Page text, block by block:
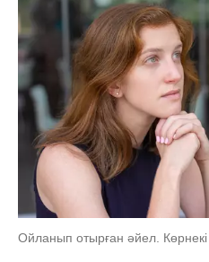
Ойланып отырған әйел.